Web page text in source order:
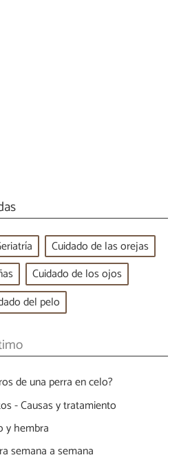
Cuidado de las orejas
Cuidado de los ojos
del pelo
de una perra en celo?
- Causas y tratamiento
y hembra
semana a semana